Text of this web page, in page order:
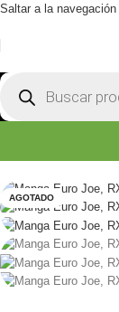
Saltar a la navegación
AGOTADO